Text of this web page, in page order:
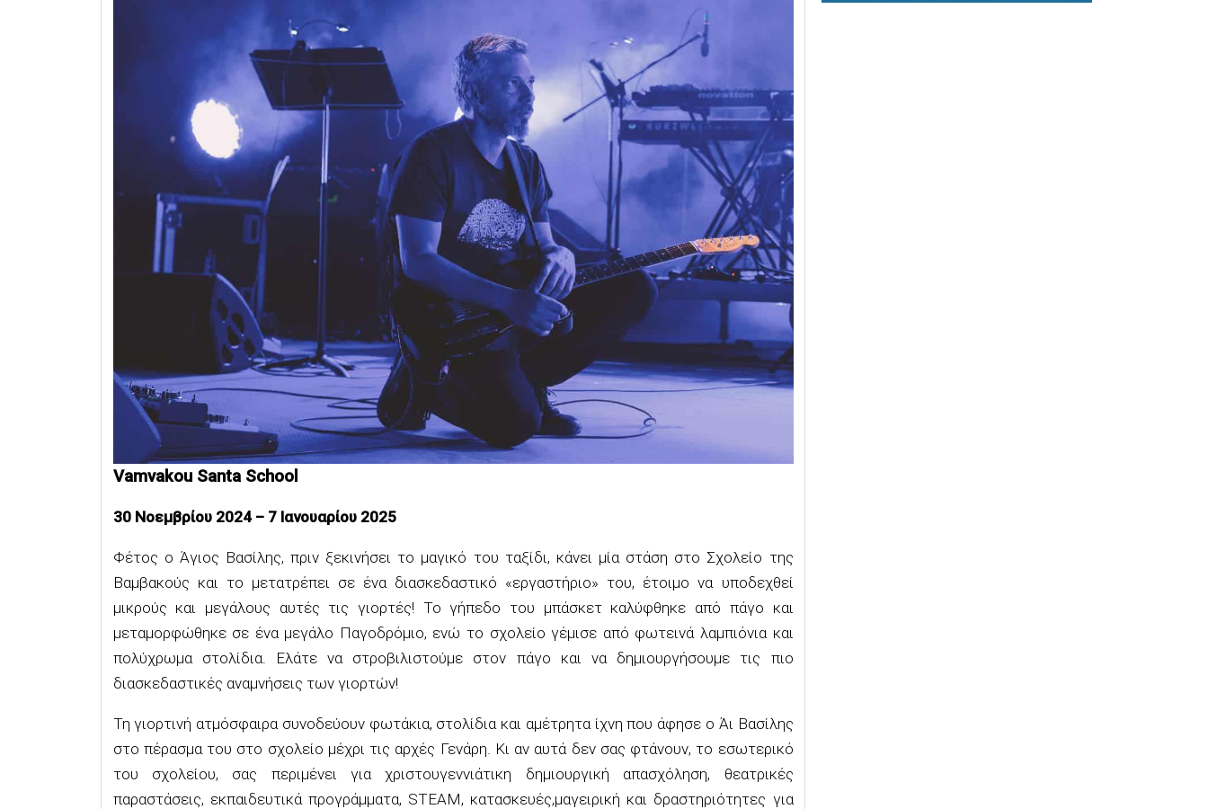
Vamvakou Santa School
30 Νοεμβρίου 2024 – 7 Ιανουαρίου 2025
Φέτος ο Άγιος Βασίλης, πριν ξεκινήσει το μαγικό του ταξίδι, κάνει μία στάση στο Σχολείο της
Βαμβακούς και το μετατρέπει σε ένα διασκεδαστικό «εργαστήριο» του, έτοιμο να υποδεχθεί
μικρούς και μεγάλους αυτές τις γιορτές! Το γήπεδο του μπάσκετ καλύφθηκε από πάγο και
μεταμορφώθηκε σε ένα μεγάλο Παγοδρόμιο, ενώ το σχολείο γέμισε από φωτεινά λαμπιόνια και
πολύχρωμα στολίδια. Ελάτενα στροβιλιστούμε στον πάγο και να δημιουργήσουμε τις πιο
διασκεδαστικές αναμνήσεις των γιορτών!
Τη γιορτινή ατμόσφαιρα συνοδεύουν φωτάκια, στολίδια και αμέτρητα ίχνη που άφησε ο Άι Βασίλης
στο πέρασμα του στο σχολείο μέχρι τις αρχές Γενάρη. Κι αν αυτά δεν σας φτάνουν, το εσωτερικό
του σχολείου, σας περιμένει γιαχριστουγεννιάτικη δημιουργική απασχόληση, θεατρικές
παραστάσεις, εκπαιδευτικά προγράμματα, STEAM, κατασκευές,μαγειρική και δραστηριότητες για